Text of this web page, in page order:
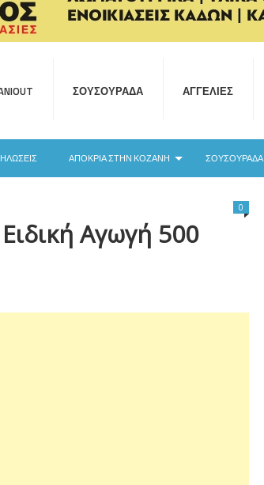
ΣΟΥΣΟΥΡΆΔΑ ΑΓΓΕΛΊΕΣ
ΑΠΟΚΡΙΆ ΣΤΗΝ ΚΟΖΆΝΗ ΣΟΥΣΟΥΡΆΔΑ
Αγωγή 500
0